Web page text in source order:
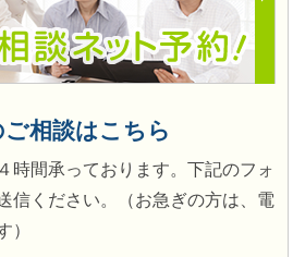
相談はこちら
時間承っております。下記のフォ
信ください。（お急ぎの方は、電
）